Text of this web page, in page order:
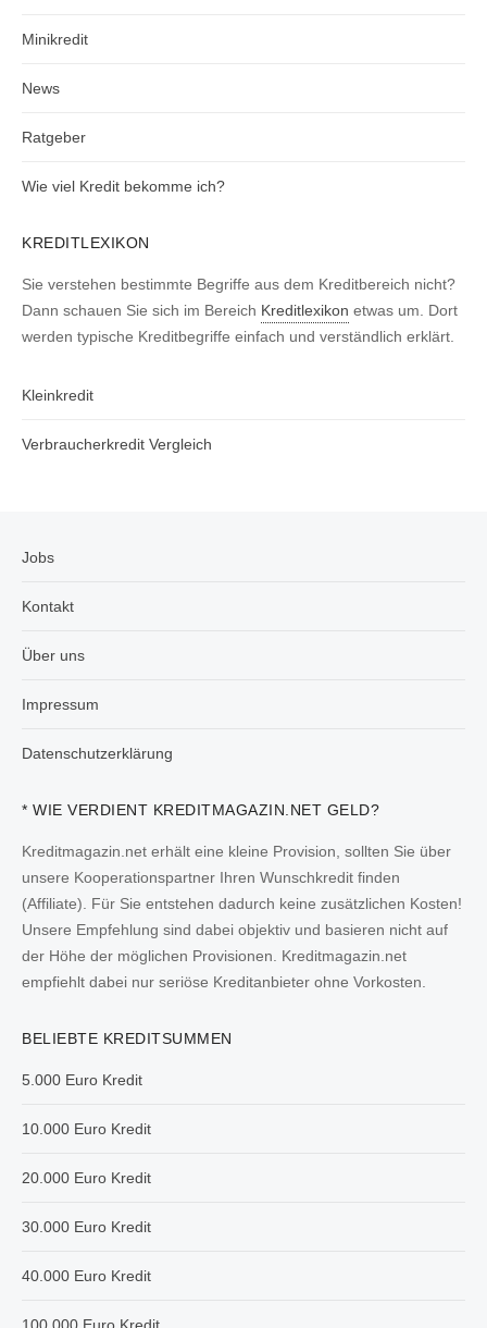
Minikredit
News
Ratgeber
Wie viel Kredit bekomme ich?
KREDITLEXIKON
Sie verstehen bestimmte Begriffe aus dem Kreditbereich nicht?
Dann schauen Sie sich im Bereich Kreditlexikon etwas um. Dort
werden typische Kreditbegriffe einfach und verständlich erklärt.
Kleinkredit
Verbraucherkredit Vergleich
Jobs
Kontakt
Über uns
Impressum
Datenschutzerklärung
* WIE VERDIENT KREDITMAGAZIN.NET GELD?
Kreditmagazin.net erhält eine kleine Provision, sollten Sie über
unsere Kooperationspartner Ihren Wunschkredit finden
(Affiliate). Für Sie entstehen dadurch keine zusätzlichen Kosten!
Unsere Empfehlung sind dabei objektiv und basieren nicht auf
der Höhe der möglichen Provisionen. Kreditmagazin.net
empfiehlt dabei nur seriöse Kreditanbieter ohne Vorkosten.
BELIEBTE KREDITSUMMEN
5.000 Euro Kredit
10.000 Euro Kredit
20.000 Euro Kredit
30.000 Euro Kredit
40.000 Euro Kredit